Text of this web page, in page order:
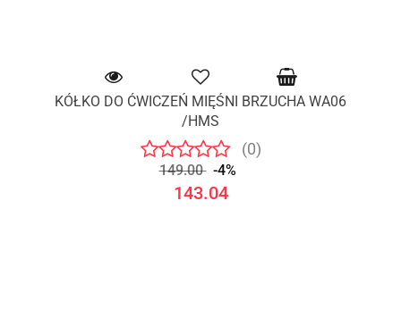
KÓŁKO DO ĆWICZEŃ MIĘŚNI BRZUCHA WA06
/HMS
(0)
149.00 -4%
143.04